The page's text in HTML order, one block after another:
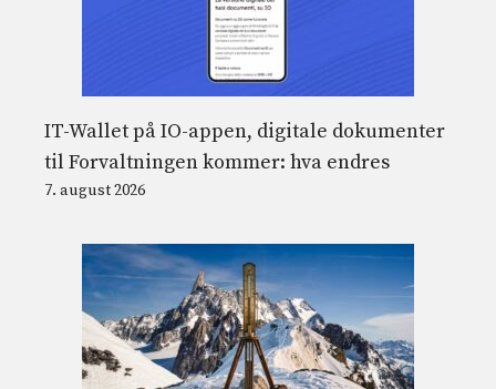
IT-Wallet på IO-appen, digitale dokumenter
til Forvaltningen kommer: hva endres
7. august 2026